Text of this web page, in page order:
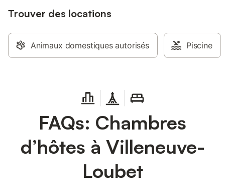
Trouver des locations
Animaux domestiques autorisés Piscine
FAQs: Chambres
d’hôtes à Villeneuve-
Loubet